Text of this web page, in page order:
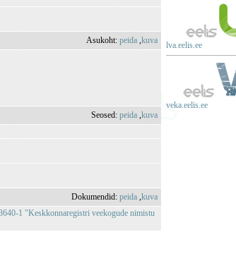
lva.eelis.ee
veka.eelis.ee
Asukoht:peida ,kuva
Seosed:peida ,kuva
Dokumendid:peida ,kuva
1 "Keskkonnaregistri veekogude nimistu